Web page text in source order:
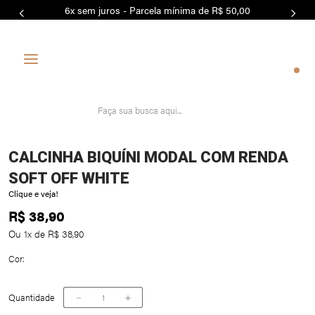
6x sem juros - Parcela mínima de R$ 50,00
0
CALCINHA BIQUÍNI MODAL COM RENDA
SOFT OFF WHITE
Clique e veja!
R$38,90
Ou 1x de R$ 38,90
Cor:
Quantidade ＋
－